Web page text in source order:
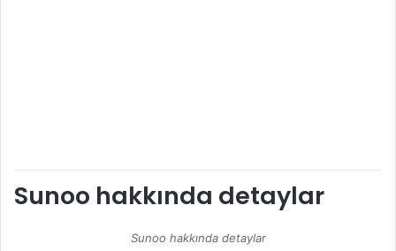
Sunoo hakkında detaylar
Sunoo hakkında detaylar